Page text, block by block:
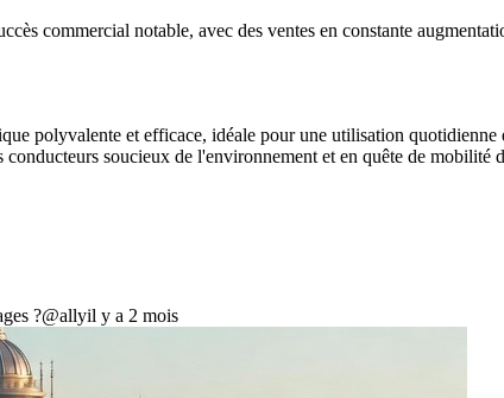
commercial notable, avec des ventes en constante
polyvalente et efficace, idéale pour une utilisation
soucieux de l'environnement et en quête de mobilité
?@allyil y a 2 mois